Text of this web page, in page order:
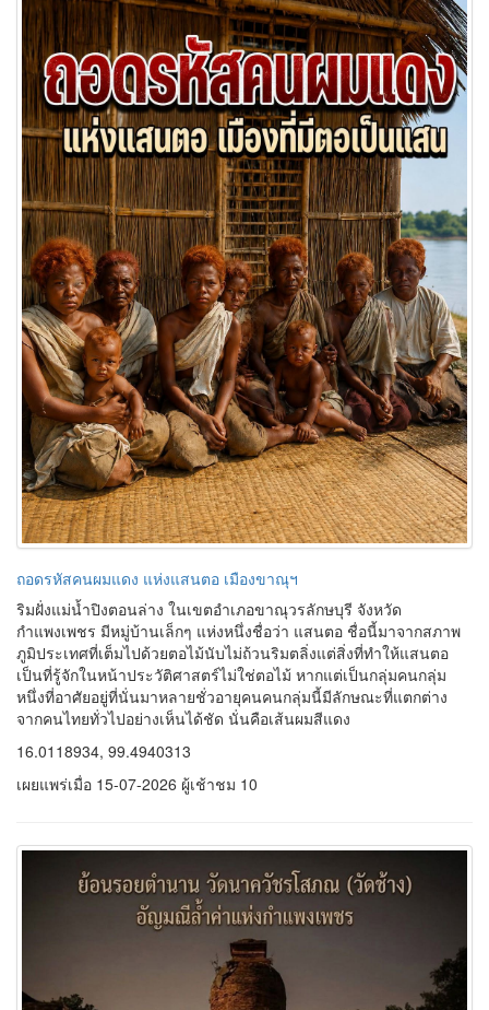
ถอดรหัสคนผมแดง แห่งแสนตอ เมืองขาณุฯ
ริมฝั่งแม่น้ำปิงตอนล่าง ในเขตอำเภอขาณุวรลักษบุรี จังหวัด
กำแพงเพชร มีหมู่บ้านเล็กๆ แห่งหนึ่งชื่อว่า แสนตอ ชื่อนี้มาจากสภาพ
ภูมิประเทศที่เต็มไปด้วยตอไม้นับไม่ถ้วนริมตลิ่งแต่สิ่งที่ทำให้แสนตอ
เป็นที่รู้จักในหน้าประวัติศาสตร์ไม่ใช่ตอไม้ หากแต่เป็นกลุ่มคนกลุ่ม
หนึ่งที่อาศัยอยู่ที่นั่นมาหลายชั่วอายุคนคนกลุ่มนี้มีลักษณะที่แตกต่าง
จากคนไทยทั่วไปอย่างเห็นได้ชัด นั่นคือเส้นผมสีแดง
16.0118934, 99.4940313
เผยแพร่เมื่อ 15-07-2026 ผู้เช้าชม 10